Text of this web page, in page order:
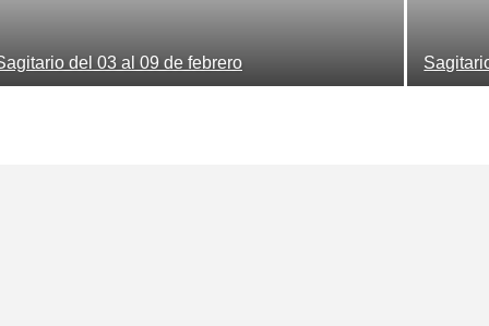
del 03 al 09 de febrero